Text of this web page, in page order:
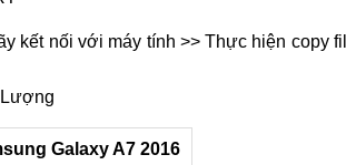
kết nối với máy tính >> Thực hiện copy